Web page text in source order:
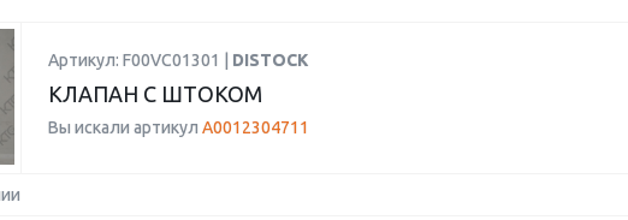
Артикул: F00VC01301 | DISTOCK
КЛАПАН С ШТОКОМ
Вы искали артикул A0012304711